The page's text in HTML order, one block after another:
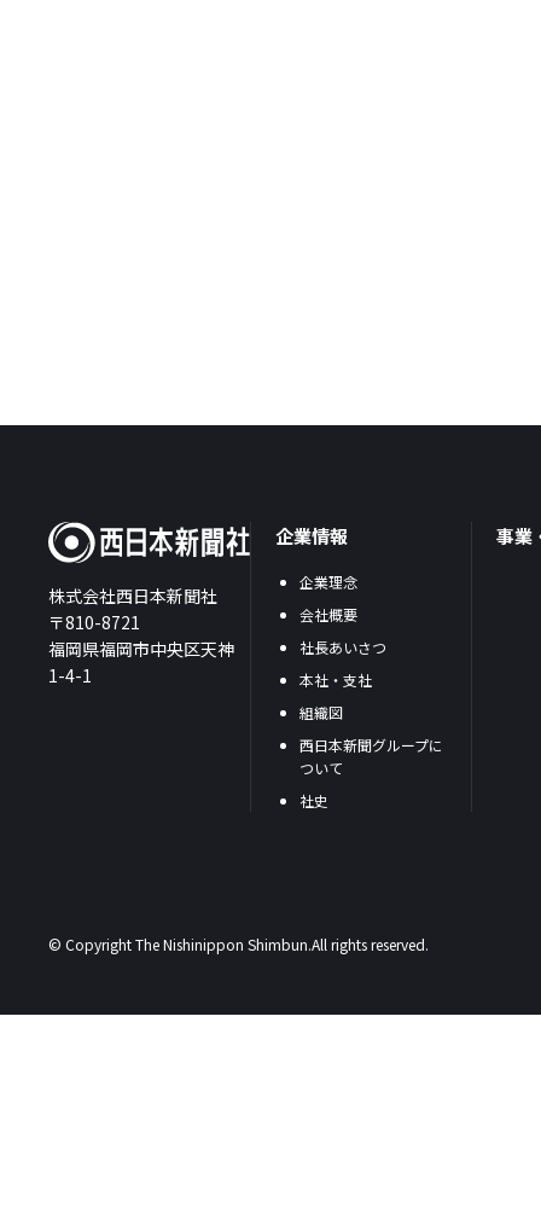
株式会社西日本新聞社
〒810-8721
福岡県福岡市中央区天神
1-4-1
企業情報
企業理念
会社概要
社長あいさつ
本社・支社
組織図
西日本新聞グループに
ついて
社史
事業
© Copyright The Nishinippon Shimbun.All rights reserved.